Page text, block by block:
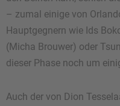
– zumal einige von
Hauptgegnern wie Ids
(Micha Brouwer) oder
dieser Phase noch um
Auch der von Dion